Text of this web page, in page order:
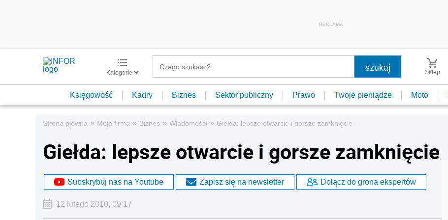
REKLAMA
Kategorie Sklep
Księgowość Kadry Biznes Sektor publiczny Prawo Twoje pieniądze Moto
Strona główna » Moja firma » Biznes » Wiadomości » Giełda: lepsze otwarcie i gorsze zamknięcie
Giełda: lepsze otwarcie i gorsze zamknięcie
Subskrybuj nas na Youtube Zapisz się na newsletter Dołącz do grona ekspertów
12 lutego 2010, 09:17